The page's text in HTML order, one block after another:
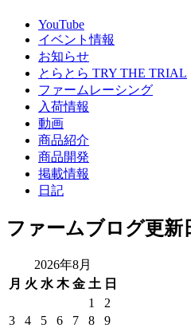
YouTube
イベント情報
お知らせ
とらとら TRY THE TRIAL
ファームレーシング
入荷情報
動画
商品紹介
商品開発
掲載情報
日記
ファームブログ更新
2026年8月
月 火 水 木 金 土 日
1
2
3
4 5 6 7 8
9